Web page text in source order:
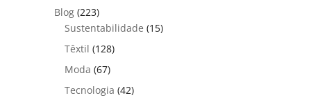
Blog (223)
Sustentabilidade (15)
Têxtil (128)
Moda (67)
Tecnologia (42)